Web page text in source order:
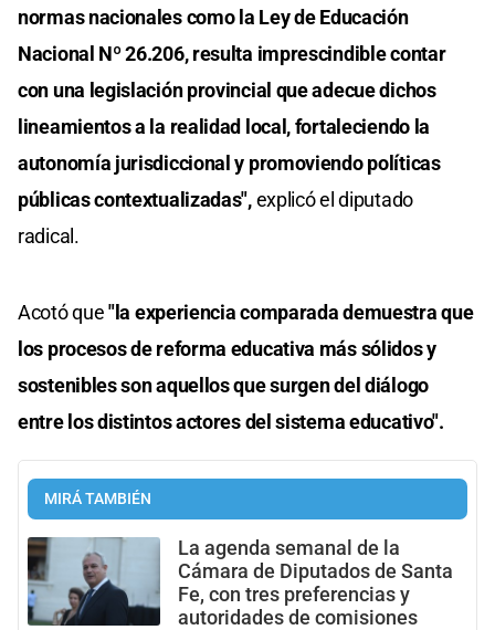
normas nacionales como la Ley de Educación
Nacional Nº 26.206, resulta imprescindible contar
con una legislación provincial que adecue dichos
lineamientos a la realidad local, fortaleciendo la
autonomía jurisdiccional y promoviendo políticas
públicas contextualizadas",explicó el diputado
radical.
Acotó que"la experiencia comparada demuestra que
los procesos de reforma educativa más sólidos y
sostenibles son aquellos que surgen del diálogo
entre los distintos actores del sistema educativo".
MIRÁ TAMBIÉN
La agenda semanal de la
Cámara de Diputados de Santa
Fe, con tres preferencias y
autoridades de comisiones